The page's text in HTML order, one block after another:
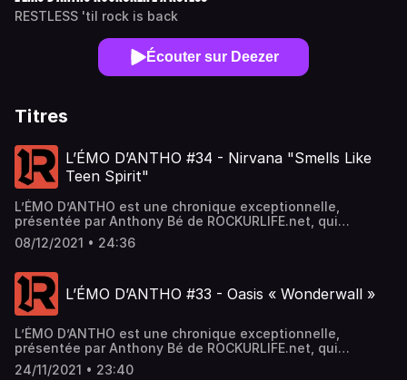
RESTLESS 'til rock is back
Écouter sur Deezer
Titres
L’ÉMO D’ANTHO #34 - Nirvana "Smells Like
Teen Spirit"
L’ÉMO D’ANTHO est une chronique exceptionnelle,
présentée par Anthony Bé de ROCKURLIFE.net, qui
décripte une chanson. Que peut-on comprendre, que
peut-on imaginer ? Anthony se permet de vous proposer
Radio. N’hésitez pas à vous abonner
sur Spotify, Deezer & Amazon Music pour nous soutenir.
« Nevermind », le deuxième album studio de Nirvana
occasion, le disque, écoulé à plus de 35 millions
d’exemplaires dans le monde depuis sa sortie le 24
septembre 1991, est ressorti dans une édition spéciale le
08/12/2021 • 24:36
L’ÉMO D’ANTHO #33 - Oasis « Wonderwall »
L’ÉMO D’ANTHO est une chronique exceptionnelle,
présentée par Anthony Bé de ROCKURLIFE.net, qui
décripte une chanson. Que peut-on comprendre, que
peut-on imaginer ? Anthony se permet de vous proposer
24/11/2021 • 23:40